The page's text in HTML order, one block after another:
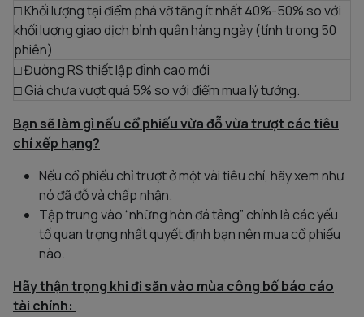
□ Khối lượng tại điểm phá vỡ tăng ít nhất 40%-50% so với
khối lượng giao dịch bình quân hàng ngày (tính trong 50
phiên)
□ Đường RS thiết lập đỉnh cao mới
□ Giá chưa vượt quá 5% so với điểm mua lý tưởng.
Bạn sẽ làm gì nếu cổ phiếu vừa đỗ vừa trượt các tiêu
chí xếp hạng?
Nếu cổ phiếu chỉ trượt ở một vài tiêu chí, hãy xem như
nó đã đỗ và chấp nhận.
Tập trung vào “những hòn đá tảng” chính là các yếu
tố quan trọng nhất quyết định bạn nên mua cổ phiếu
nào.
Hãy thận trọng khi đi săn vào mùa công bố báo cáo
tài chính: